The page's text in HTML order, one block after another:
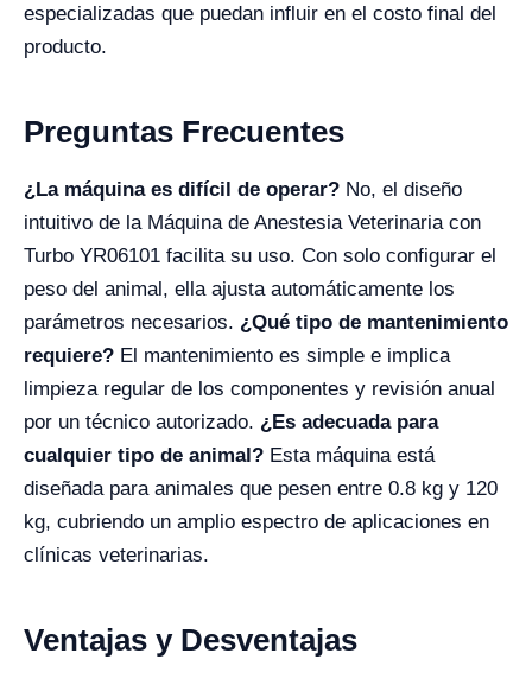
especializadas que puedan influir en el costo final del
producto.
Preguntas Frecuentes
¿La máquina es difícil de operar? No, el diseño
intuitivo de la Máquina de Anestesia Veterinaria con
Turbo YR06101 facilita su uso. Con solo configurar el
peso del animal, ella ajusta automáticamente los
parámetros necesarios. ¿Qué tipo de mantenimiento
requiere? El mantenimiento es simple e implica
limpieza regular de los componentes y revisión anual
por un técnico autorizado. ¿Es adecuada para
cualquier tipo de animal? Esta máquina está
diseñada para animales que pesen entre 0.8 kg y 120
kg, cubriendo un amplio espectro de aplicaciones en
clínicas veterinarias.
Ventajas y Desventajas